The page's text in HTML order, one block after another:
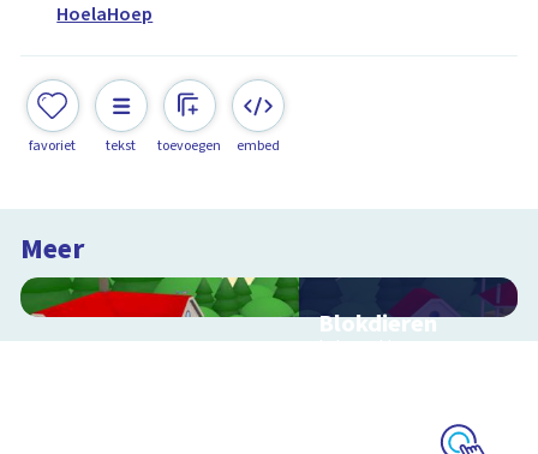
HoelaHoep
favoriet tekst toevoegen embed
Meer
Blokdieren
Interactieve